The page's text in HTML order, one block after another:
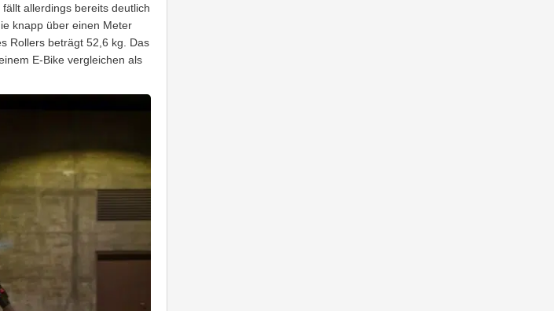
allerdings bereits deutlich
knapp über einen Meter
Rollers beträgt 52,6 kg. Das
E-Bike vergleichen als